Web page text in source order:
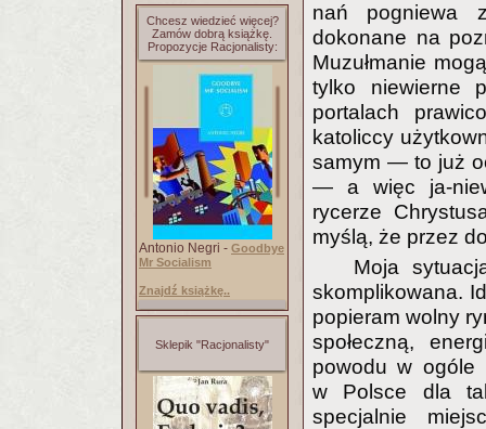
Chcesz wiedzieć więcej?
Zamów dobrą książkę.
Propozycje Racjonalisty:
Antonio Negri - Goodbye
Mr Socialism
Znajdź książkę..
Sklepik "Racjonalisty"
nań pogniewa
dokonane na
Muzułmanie
tylko niewierne
portalach
katoliccy
samym — to już
— a więc ja-
rycerze
myślą, że przez
Moja
skomplikowana.
popieram wolny
społeczną,
powodu w ogóle
w Polsce dla
specjalnie